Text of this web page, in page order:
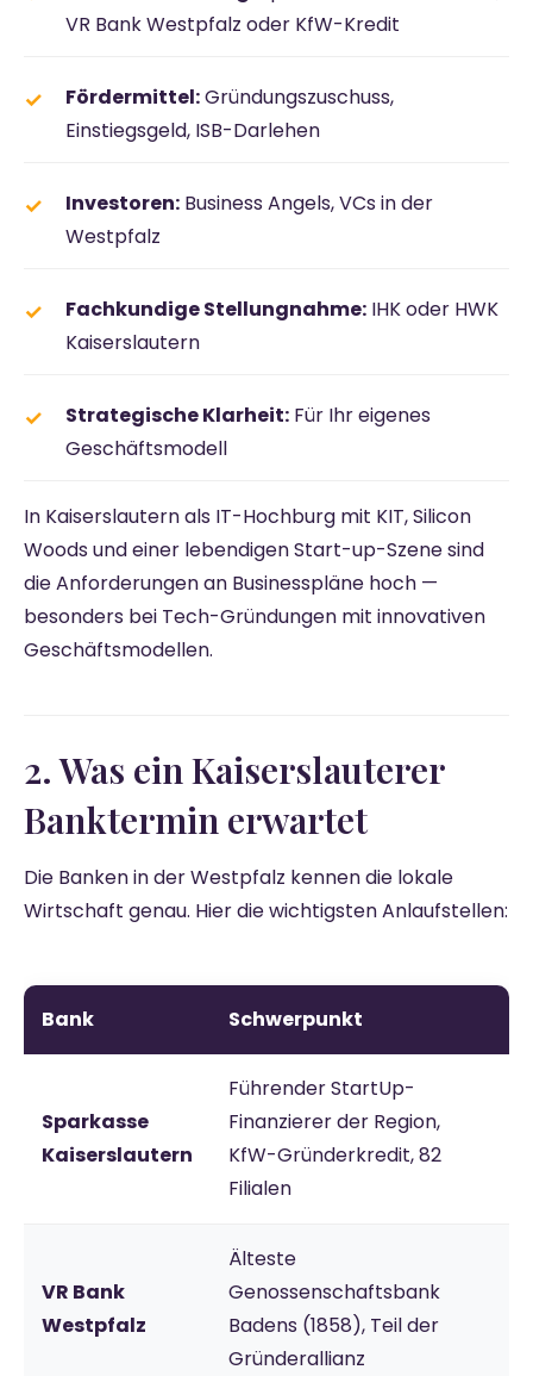
VR Bank Westpfalz oder KfW-Kredit
Fördermittel:Gründungszuschuss,
Einstiegsgeld, ISB-Darlehen
Investoren: Business Angels, VCs in der
Westpfalz
Fachkundige Stellungnahme: IHK oder HWK
Kaiserslautern
Strategische Klarheit: Für Ihr eigenes
Geschäftsmodell
In Kaiserslautern als IT-Hochburg mit KIT, Silicon
Woods und einer lebendigen Start-up-Szene sind
die Anforderungen an Businesspläne hoch —
besonders bei Tech-Gründungen mit innovativen
Geschäftsmodellen.
2. Was ein Kaiserslauterer
Banktermin erwartet
Die Banken in der Westpfalz kennen die lokale
Wirtschaft genau. Hier die wichtigsten Anlaufstellen:
Bank Schwerpunkt
Sparkasse
Kaiserslautern
Führender StartUp-
Finanzierer der Region,
KfW-Gründerkredit, 82
Filialen
VR Bank
Westpfalz
Älteste
Genossenschaftsbank
Badens (1858), Teil der
Gründerallianz